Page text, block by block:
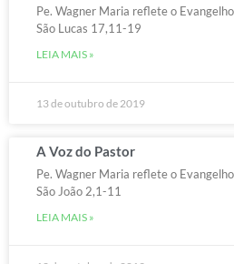
Pe. Wagner Maria reflete o
São Lucas 17,11-19
LEIA MAIS »
13 de outubro de 2019
A Voz do Pastor
Pe. Wagner Maria reflete o
São João 2,1-11
LEIA MAIS »